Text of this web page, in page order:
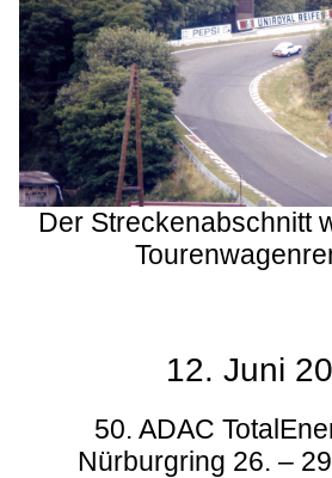
Der Streckenabschnitt
12. Juni
50. ADAC
Nürburgring 26. –